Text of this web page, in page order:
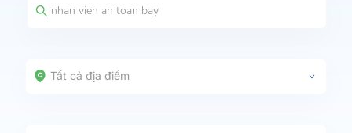
Tất cả địa điểm